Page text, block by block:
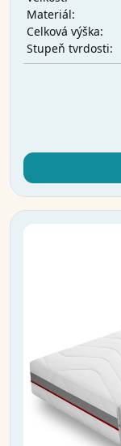
Materiál:
Celková výška:
Stupeň tvrdosti: